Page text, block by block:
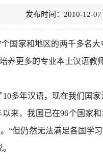
发布时间：2010-
国家和地区的两千多名
养更多的专业本土汉语教师
多年汉语，现在我们国
来，我国已在96个国家
“但仍然无法满足各国